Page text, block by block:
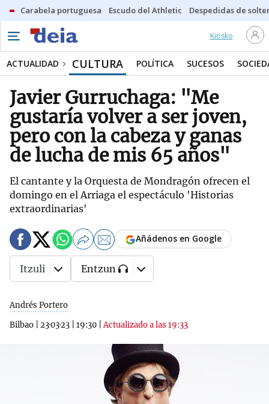
Carabela portuguesa Escudo del Athletic Despedidas de
Kiosko
ACTUALIDAD CULTURA POLÍTICA SUCESOS
Javier Gurruchaga: "Me
gustaría volver a ser joven,
pero con la cabeza y ganas
de lucha de mis 65 años"
El cantante y la Orquesta de Mondragón ofrecen el
domingo en el Arriaga el espectáculo 'Historias
extraordinarias'
Andrés Portero
Bilbao
23·03·23 19:30 |Actualizado a las 19:33
Añádenos en Google
Itzuli Entzun